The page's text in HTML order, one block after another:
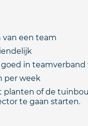
een team
in teamverband
per week
of de
te gaan starten.